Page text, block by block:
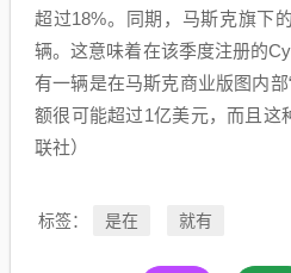
超过18%。同期，马斯克旗下
辆。这意味着在该季度注册的
有一辆是在马斯克商业版图内
额很可能超过1亿美元，而且这
联社）
标签： 是在 就有